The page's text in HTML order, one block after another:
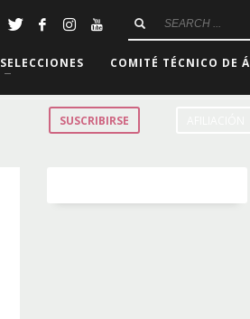
SELECCIONES
COMITÉ TÉCNICO DE
SUSCRIBIRSE